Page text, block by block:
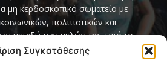
Συγκατάθεσης
μη κερδοσκοπικό σωματείο με
πολιτιστικών και
μεταξύ των μελών της, υπό το
per Amikeco» (Υπηρετώ δια της